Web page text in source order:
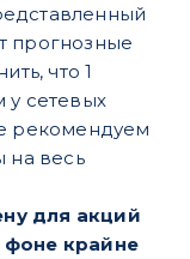
прогнозные
что 1
у сетевых
рекомендуем
на весь
для акций
фоне крайне